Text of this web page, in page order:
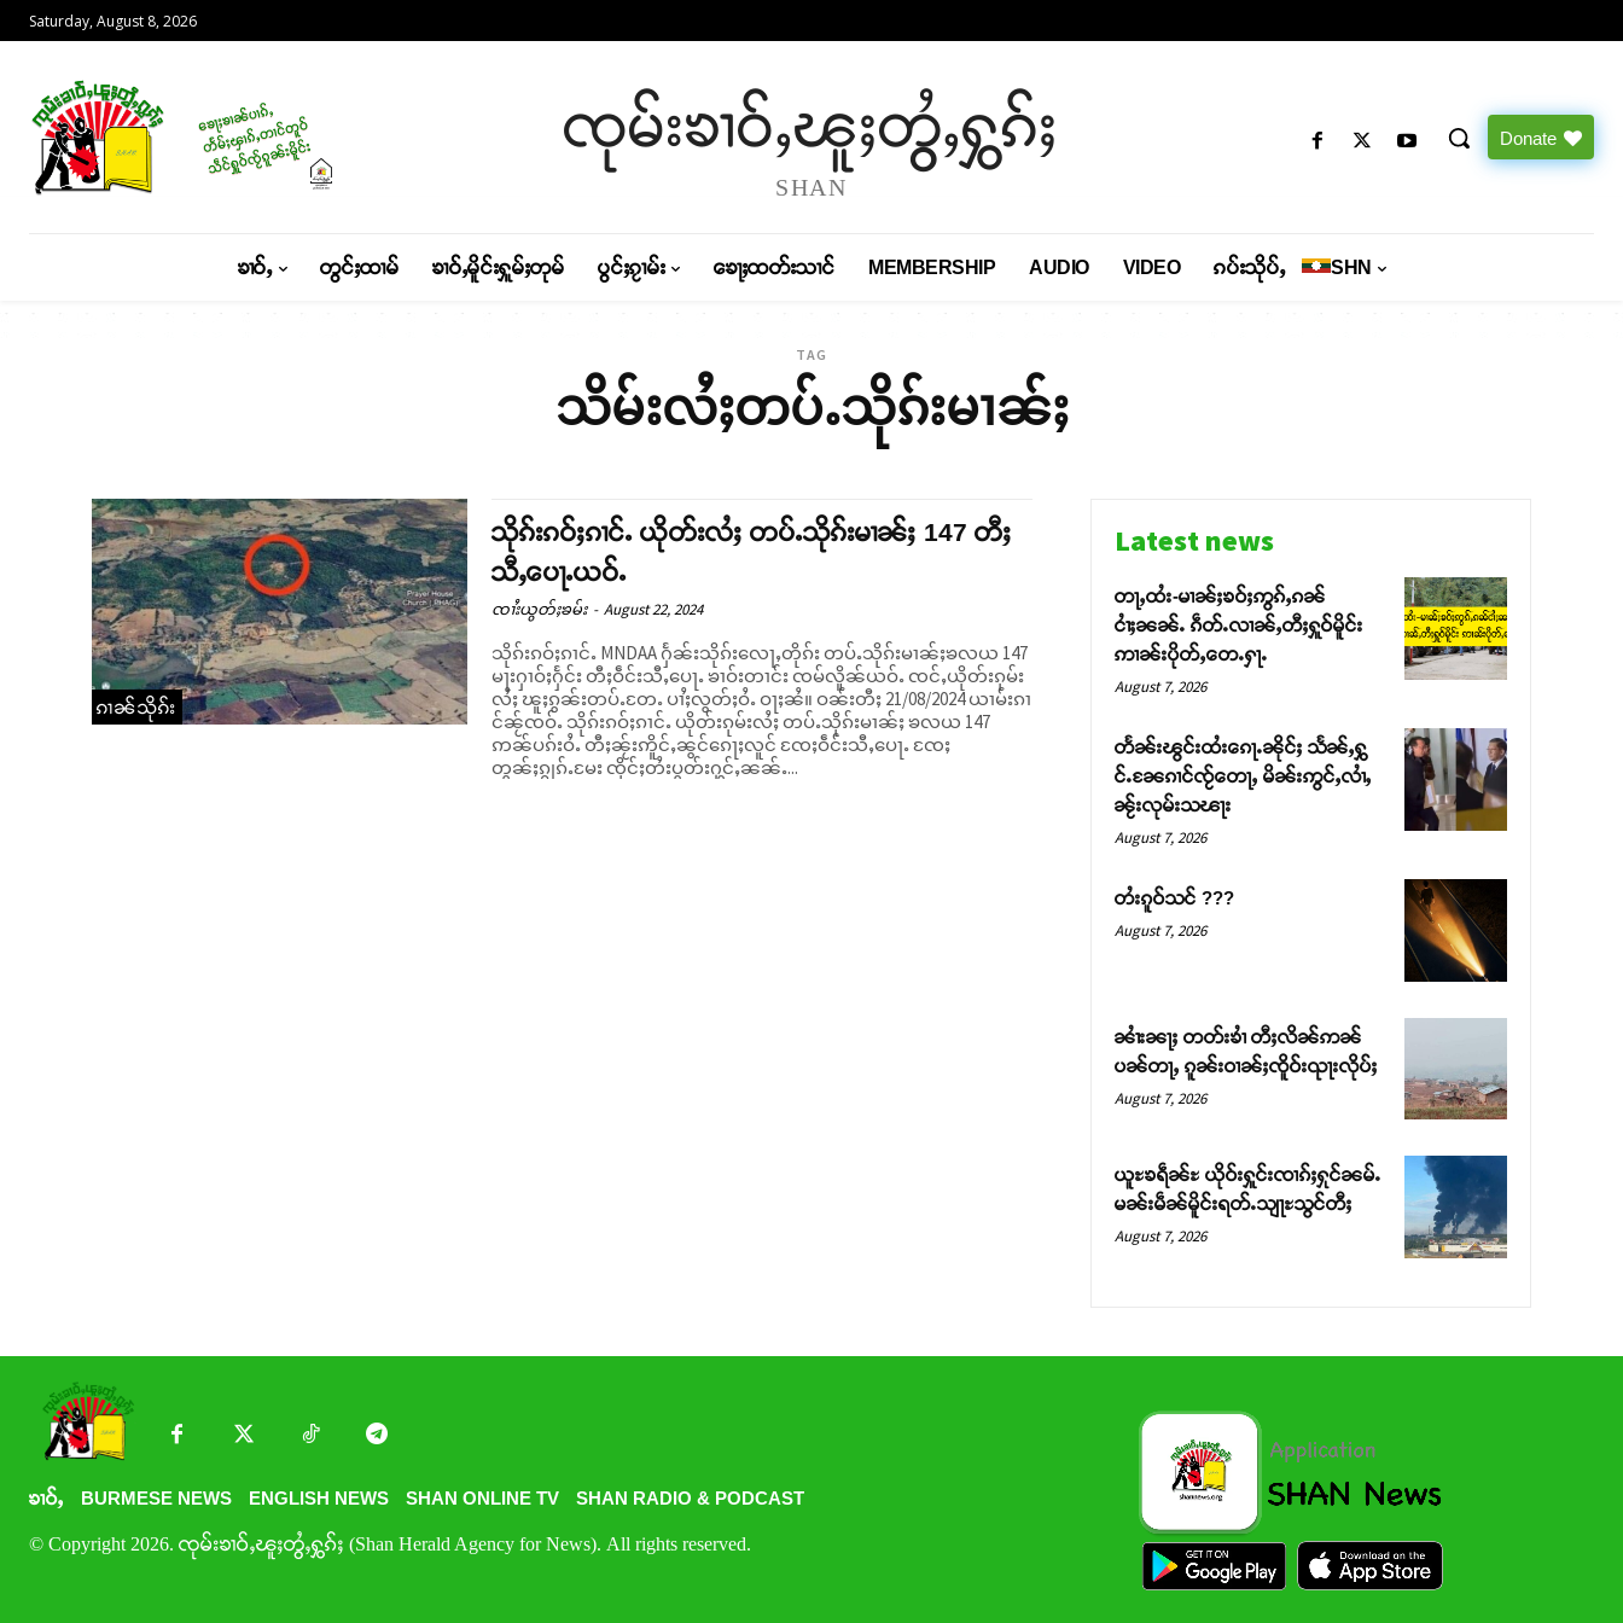
Saturday, August 8, 2026
ၸုမ်းၶၢဝ်ႇၽူႈတွႆႇႁွၵ်ႈ
SHAN
Donate
ၶၢဝ်ႇ တွင်ႈထၢမ် ၶၢဝ်ႇမိူင်းႁူမ်ႈတုမ် ပွင်ႈၵႂၢမ်း ၶေႃႈထတ်းသၢင် MEMBERSHIP AUDIO VIDEO ၵပ်းသိုပ်ႇ SHN
TAG
သိမ်းလႆႈတပ်ႉသိုၵ်းမၢၼ်ႈ
ၵၢၼ်သိုၵ်း
သိုၵ်းၵဝ်ႈၵၢင်ႉ ယိုတ်းလႆႈ တပ်ႉသိုၵ်းမၢၼ်ႈ 147 တီႈ
သီႇပေႃႉယဝ်ႉ
ၸၢႆးယွတ်ႈၶမ်း - August 22, 2024
သိုၵ်းၵဝ်ႈၵၢင်ႉ MNDAA ႁႅၼ်းသိုၵ်းလေႃႇတိုၵ်း တပ်ႉသိုၵ်းမၢၼ်ႈၶလယ 147
မႃးႁၢဝ်ႈႁႅင်း တီႈဝဵင်းသီႇပေႃႉ ၶၢဝ်းတၢင်း ၸမ်လိူၼ်ယဝ်ႉ ၸင်ႇယိုတ်းၵုမ်း
လႆႈ ၽူႈၵွၼ်းတပ်ႉတႄႉ ပၢႆႈလွတ်ႈဝႆႉ ဝႃႈၼႆ။ ဝၼ်းတီႈ 21/08/2024 ယၢမ်းၵၢ
င်ၼႂ်ၸဝ်ႉ သိုၵ်းၵဝ်ႈၵၢင်ႉ ယိုတ်းၵုမ်းလႆႈ တပ်ႉသိုၵ်းမၢၼ်ႈ ၶလယ 147
ဢၼ်ပၵ်းဝႆႉ တီႈၼႂ်းဢိူင်ႇၼွင်ၵေႃႈလူင် ၸႄႈဝဵင်းသီႇပေႃႉ ၸႄႈ
တွၼ်ႈၵျွၵ်ႉမႄး ၸိုင်ႈတႆးပွတ်းႁွင်ႇၼၼ်ႉ...
Latest news
တႃႇထႆး-မၢၼ်ႈၶဝ်ႈဢွၵ်ႇၵၼ်
ငၢႆႈၼၼ်ႉ ၵဵတ်ႉလၢၼ်ႇတီႈႁူဝ်မိူင်း
ဢၢၼ်းပိုတ်ႇတေႉႁႃႉ
August 7, 2026
တႅၼ်းၽွင်းထႆးၵေႃႉၼိုင်ႈ သႅၼ်ႇႁွ
င်ႉၼႄၵၢင်ၸႂ်တေႃႇ မိၼ်းဢွင်ႇလၢႆႇ
ၼႂ်းလုမ်းသၽႃး
August 7, 2026
တႆးၵူဝ်သင် ???
August 7, 2026
ၼၢႆးၼႃႈ တတ်းၶၢႆ တီႈလိၼ်ဢၼ်
ပၼ်တႃႇ ၵူၼ်းဝၢၼ်ႈၸိူဝ်းၺႃးလိုပ်ႈ
August 7, 2026
ယူႊၶရဵၼ်ႊ ယိုဝ်းႁူင်းၸၢၵ်ႈႁုင်ၼမ်ႉ
မၼ်းမဵၼ်မိူင်းရတ်ႉသျႃႊသွင်တီႈ
August 7, 2026
ၶၢဝ်ႇ BURMESE NEWS ENGLISH NEWS SHAN ONLINE TV SHAN RADIO & PODCAST
© Copyright 2026. ၸုမ်းၶၢဝ်ႇၽူႈတွႆႇႁွၵ်ႈ (Shan Herald Agency for News). All rights reserved.